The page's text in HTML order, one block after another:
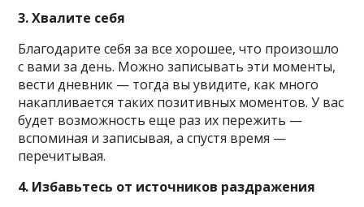
3. Хвалите себя
Благодарите себя за все хорошее, что произошло
с вами за день. Можно записывать эти моменты,
вести дневник — тогда вы увидите, как много
накапливается таких позитивных моментов. У вас
будет возможность еще раз их пережить —
вспоминая и записывая, а спустя время —
перечитывая.
4. Избавьтесь от источников раздражения